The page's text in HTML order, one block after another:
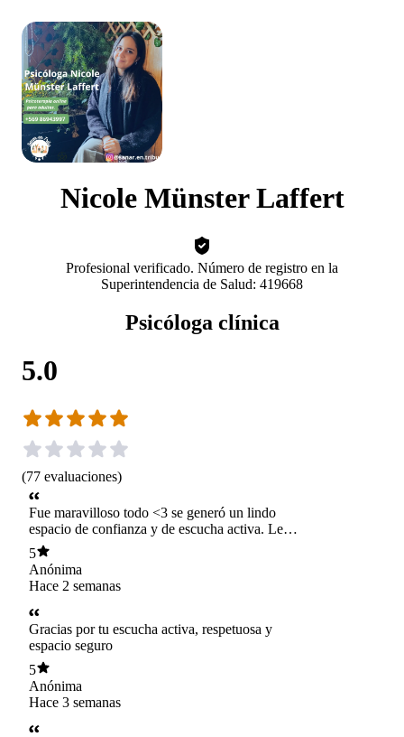
Nicole Münster Laffert
Profesional verificado. Número de registro en la
Superintendencia de Salud: 419668
Psicóloga clínica
5.0
(77 evaluaciones)
Fue maravilloso todo <3 se generó un lindo
espacio de confianza y de escucha activa. Le
agradezco mucho a la Nico por darme sabios y
grandes consejos que sé que me ayudaran
bastante en mi proceso personal ✨. Recomiendo
al 100%
5
Anónima
Hace 2 semanas
Gracias por tu escucha activa, respetuosa y
espacio seguro
5
Anónima
Hace 3 semanas